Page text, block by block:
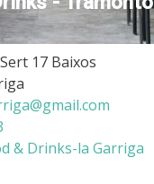
17 Baixos
& Drinks-la Garriga